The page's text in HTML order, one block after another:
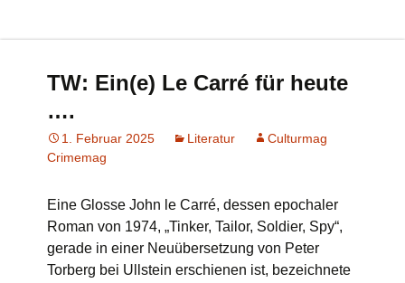
TW: Ein(e) Le Carré für heute
….
1. Februar 2025 Literatur
Culturmag
Crimemag
Eine Glosse John le Carré, dessen epochaler
Roman von 1974, „Tinker, Tailor, Soldier, Spy“,
gerade in einer Neuübersetzung von Peter
Torberg bei Ullstein erschienen ist, bezeichnete